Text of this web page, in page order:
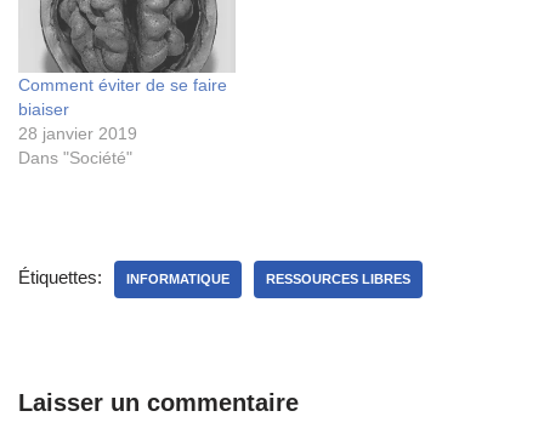
Comment éviter de se faire
biaiser
28 janvier 2019
Dans "Société"
Étiquettes: INFORMATIQUE RESSOURCES LIBRES
Laisser un commentaire